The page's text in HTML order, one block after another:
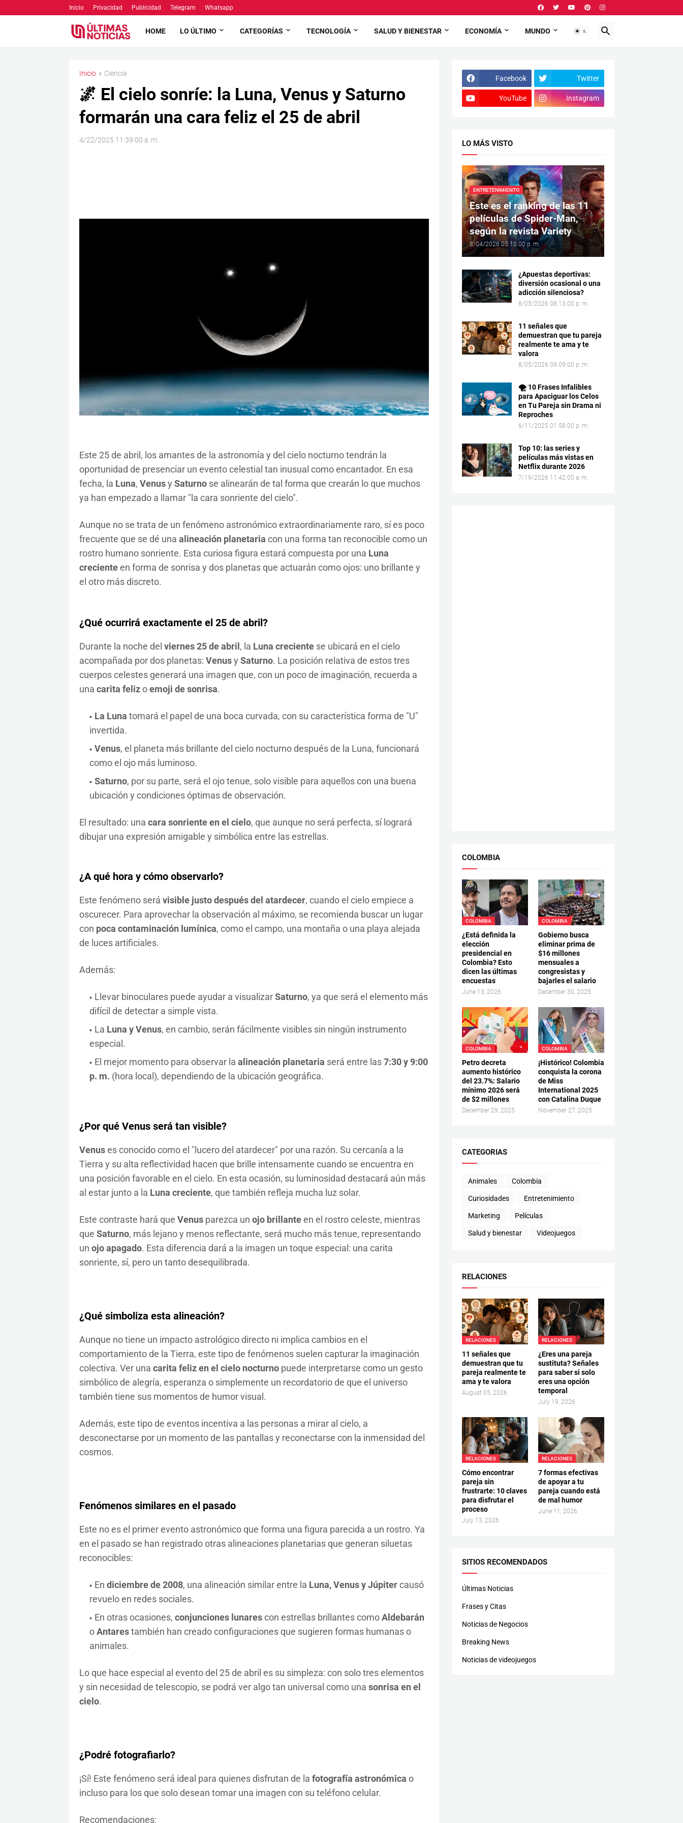
Inicio Privacidad Publicidad Telegram Whatsapp
HOME LO ÚLTIMO CATEGORÍAS TECNOLOGÍA SALUD Y BIENESTAR ECONOMÍA MUNDO
Inicio Ciencia
🌌 El cielo sonríe: la Luna, Venus y Saturno
formarán una cara feliz el 25 de abril
4/22/2025 11:39:00 a. m.
Este 25 de abril, los amantes de la astronomía y del cielo nocturno tendrán la
oportunidad de presenciar un evento celestial tan inusual como encantador. En esa
fecha, la Luna, Venusy Saturnose alinearán de tal forma que crearán lo que muchos
ya han empezado a llamar "la cara sonriente del cielo".
Aunque no se trata de un fenómeno astronómico extraordinariamente raro, sí es poco
frecuente que se dé una alineación planetaria con una forma tan reconocible como un
rostro humano sonriente. Esta curiosa figura estará compuesta por una Luna
crecienteen forma de sonrisa y dos planetas que actuarán como ojos: uno brillante y
el otro más discreto.
¿Qué ocurrirá exactamente el 25 de abril?
Durante la noche del viernes 25 de abril , la Luna crecientese ubicará en el cielo
acompañada por dos planetas: Venusy Saturno. La posición relativa de estos tres
cuerpos celestes generará una imagen que, con un poco de imaginación, recuerda a
una carita felizoemoji de sonrisa.
La Luna tomará el papel de una boca curvada, con su característica forma de "U"
invertida.
Venus, el planeta más brillante del cielo nocturno después de la Luna, funcionará
como el ojo más luminoso.
Saturno, por su parte, será el ojo tenue, solo visible para aquellos con una buena
ubicación y condiciones óptimas de observación.
El resultado: una cara sonriente en el cielo, que aunque no será perfecta, sí logrará
dibujar una expresión amigable y simbólica entre las estrellas.
¿A qué hora y cómo observarlo?
Este fenómeno será visible justo después del atardecer, cuando el cielo empiece a
oscurecer. Para aprovechar la observación al máximo, se recomienda buscar un lugar
con poca contaminación lumínica, como el campo, una montaña o una playa alejada
de luces artificiales.
Además:
Llevar binoculares puede ayudar a visualizarSaturno, ya que será el elemento más
difícil de detectar a simple vista.
La Luna y Venus, en cambio, serán fácilmente visibles sin ningún instrumento
especial.
El mejor momento para observar la alineación planetaria será entre las7:30 y 9:00
p. m. (hora local), dependiendo de la ubicación geográfica.
¿Por qué Venus será tan visible?
Venuses conocido como el "lucero del atardecer" por una razón. Su cercanía a la
Tierra y su alta reflectividad hacen que brille intensamente cuando se encuentra en
una posición favorable en el cielo. En esta ocasión, su luminosidad destacará aún más
al estar junto a la Luna creciente, que también refleja mucha luz solar.
Este contraste hará que Venusparezca un ojo brillanteen el rostro celeste, mientras
que Saturno, más lejano y menos reflectante, será mucho más tenue, representando
un ojo apagado. Esta diferencia dará a la imagen un toque especial: una carita
sonriente, sí, pero un tanto desequilibrada.
¿Qué simboliza esta alineación?
Aunque no tiene un impacto astrológico directo ni implica cambios en el
comportamiento de la Tierra, este tipo de fenómenos suelen capturar la imaginación
colectiva. Ver una carita feliz en el cielo nocturnopuede interpretarse como un gesto
simbólico de alegría, esperanza o simplemente un recordatorio de que el universo
también tiene sus momentos de humor visual.
Además, este tipo de eventos incentiva a las personas a mirar al cielo, a
desconectarse por un momento de las pantallas y reconectarse con la inmensidad del
cosmos.
Fenómenos similares en el pasado
Este no es el primer evento astronómico que forma una figura parecida a un rostro. Ya
en el pasado se han registrado otras alineaciones planetarias que generan siluetas
reconocibles:
En diciembre de 2008, una alineación similar entre la Luna, Venus y Júpitercausó
revuelo en redes sociales.
En otras ocasiones, conjunciones lunarescon estrellas brillantes comoAldebarán
oAntarestambién han creado configuraciones que sugieren formas humanas o
animales.
Lo que hace especial al evento del 25 de abril es su simpleza: con solo tres elementos
y sin necesidad de telescopio, se podrá ver algo tan universal como una sonrisa en el
cielo.
¿Podré fotografiarlo?
¡Sí! Este fenómeno será ideal para quienes disfrutan de la fotografía astronómica o
incluso para los que solo desean tomar una imagen con su teléfono celular.
Recomendaciones:
Facebook Twitter
YouTube Instagram
LO MÁS VISTO
ENTRETENIMIENTO
Este es el ranking de las 11
películas de Spider-Man,
según la revista Variety
8/04/2026 05:13:00 p. m.
¿Apuestas deportivas:
diversión ocasional o una
adicción silenciosa?
8/05/2026 08:13:00 p. m.
11 señales que
demuestran que tu pareja
realmente te ama y te
valora
8/05/2026 09:09:00 p. m.
🌪️ 10 Frases Infalibles
para Apaciguar los Celos
en Tu Pareja sin Drama ni
Reproches
6/11/2025 01:58:00 p. m.
Top 10: las series y
películas más vistas en
Netflix durante 2026
7/19/2026 11:42:00 a. m.
COLOMBIA
COLOMBIA
¿Está definida la
elección
presidencial en
Colombia? Esto
dicen las últimas
encuestas
June 13, 2026
COLOMBIA
Gobierno busca
eliminar prima de
$16 millones
mensuales a
congresistas y
bajarles el salario
December 30, 2025
COLOMBIA
Petro decreta
aumento histórico
del 23.7%: Salario
mínimo 2026 será
de $2 millones
December 29, 2025
COLOMBIA
¡Histórico! Colombia
conquista la corona
de Miss
International 2025
con Catalina Duque
November 27, 2025
CATEGORIAS
Animales Colombia
Curiosidades Entretenimiento
Marketing Películas
Salud y bienestar Videojuegos
RELACIONES
RELACIONES
11 señales que
demuestran que tu
pareja realmente te
ama y te valora
August 05, 2026
RELACIONES
¿Eres una pareja
sustituta? Señales
para saber si solo
eres una opción
temporal
July 19, 2026
RELACIONES
Cómo encontrar
pareja sin
frustrarte: 10 claves
para disfrutar el
proceso
July 13, 2026
RELACIONES
7 formas efectivas
de apoyar a tu
pareja cuando está
de mal humor
June 11, 2026
SITIOS RECOMENDADOS
Últimas Noticias
Frases y Citas
Noticias de Negocios
Breaking News
Noticias de videojuegos